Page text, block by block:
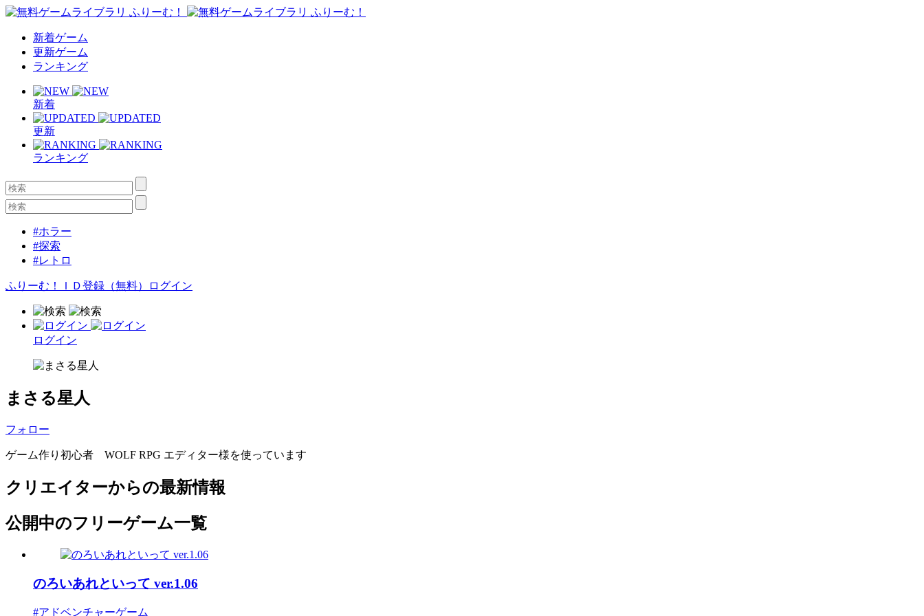
新着ゲーム
更新ゲーム
ランキング
新着
更新
ランキング
#ホラー
#探索
#レトロ
ふりーむ！ＩＤ登録（無料） ログイン
ログイン
まさる星人
フォロー
ゲーム作り初心者 WOLF RPG エディター様を使っています
クリエイターからの最新情報
公開中のフリーゲーム一覧
のろいあれといって ver.1.06
#アドベンチャーゲーム